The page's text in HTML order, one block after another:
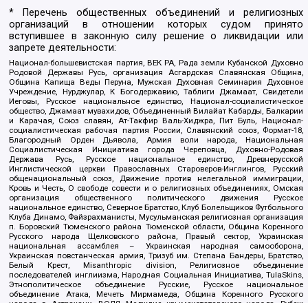
* Перечень общественных объединений и религиозных
организаций в отношении которых судом принято
вступившее в законную силу решение о ликвидации или
запрете деятельности:
Национал-большевистская партия, ВЕК РА, Рада земли Кубанской Духовно
Родовой Державы Русь, организация Асгардская Славянская Община,
Община Капища Веды Перуна, Мужская Духовная Семинария Духовное
Учреждение, Нурджулар, К Богодержавию, Таблиги Джамаат, Свидетели
Иеговы, Русское национальное единство, Национал-социалистическое
общество, Джамаат мувахидов, Объединенный Вилайат Кабарды, Балкарии
и Карачая, Союз славян, Ат-Такфир Валь-Хиджра, Пит Буль, Национал-
социалистическая рабочая партия России, Славянский союз, Формат-18,
Благородный Орден Дьявола, Армия воли народа, Национальная
Социалистическая Инициатива города Череповца, Духовно-Родовая
Держава Русь, Русское национальное единство, Древнерусской
Инглистической церкви Православных Староверов-Инглингов, Русский
общенациональный союз, Движение против нелегальной иммиграции,
Кровь и Честь, О свободе совести и о религиозных объединениях, Омская
организация общественного политического движения Русское
национальное единство, Северное Братство, Клуб Болельщиков Футбольного
Клуба Динамо, Файзрахманисты, Мусульманская религиозная организация
п. Боровский Тюменского района Тюменской области, Община Коренного
Русского народа Щелковского района, Правый сектор, Украинская
национальная ассамблея – Украинская народная самооборона,
Украинская повстанческая армия, Тризуб им. Степана Бандеры, Братство,
Белый Крест, Misanthropic division, Религиозное объединение
последователей инглиизма, Народная Социальная Инициатива, TulaSkins,
Этнополитическое объединение Русские, Русское национальное
объединение Атака, Мечеть Мирмамеда, Община Коренного Русского